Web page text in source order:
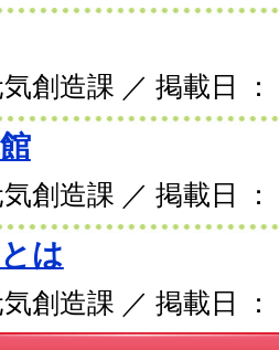
創造課 ／ 掲載日 ：
創造課 ／ 掲載日 ：
は
創造課 ／ 掲載日 ：